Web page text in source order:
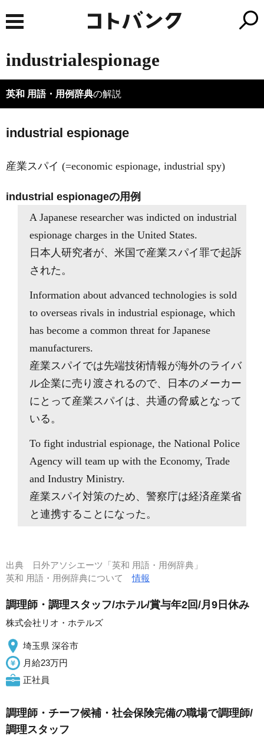
industrialespionage
英和 用語・用例辞典の解説
industrial espionage
産業スパイ (=economic espionage, industrial spy)
industrial espionageの用例
A Japanese researcher was indicted on industrial
espionage charges in the United States.
日本人研究者が、米国で産業スパイ罪で起訴
された。
Information about advanced technologies is sold
to overseas rivals in industrial espionage, which
has become a common threat for Japanese
manufacturers.
産業スパイでは先端技術情報が海外のライバ
ル企業に売り渡されるので、日本のメーカー
にとって産業スパイは、共通の脅威となって
いる。
To fight industrial espionage, the National Police
Agency will team up with the Economy, Trade
and Industry Ministry.
産業スパイ対策のため、警察庁は経済産業省
と連携することになった。
出典
日外アソシエーツ「英和 用語・用例辞典」
英和 用語・用例辞典について情報
調理師・調理スタッフ/ホテル/賞与年2回/月9日休み
株式会社リオ・ホテルズ
埼玉県 深谷市
月給23万円
正社員
調理師・チーフ候補・社会保険完備の職場で調理師/
調理スタッフ